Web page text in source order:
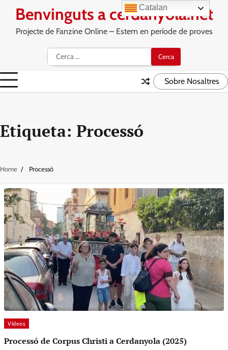
content
Benvinguts a cerdanyola.net
Projecte de Fanzine Online – Estem en període de proves
Cerca:
Sobre Nosaltres
Etiqueta: Processó
Home Processó
Vídeos
Processó de Corpus Christi a Cerdanyola (2025)
Catalan